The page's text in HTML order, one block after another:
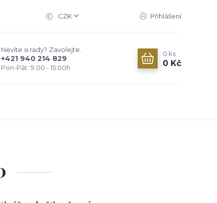
CZK Přihlášení
Nevíte si rady? Zavolejte.
+421 940 214 829
Pon-Pát: 9:00 - 15:00h
0 ks
0 Kč